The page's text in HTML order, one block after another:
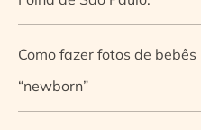
Como fazer fotos de
“newborn”